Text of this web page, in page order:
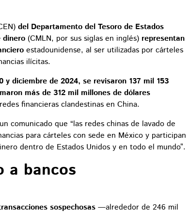
del Departamento del Tesoro de Estados
dinero (CMLN, por sus siglas en inglés) representan
estadounidense, al ser utilizadas por cárteles
ilícitas.
y diciembre de 2024, se revisaron 137 mil 153
más de 312 mil millones de dólares
financieras clandestinas en China.
comunicado que “las redes chinas de lavado de
para cárteles con sede en México y participan
dentro de Estados Unidos y en todo el mundo”.
a bancos
sospechosas —alrededor de 246 mil